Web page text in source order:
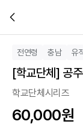
전연령 충남 유
[학교단체] 공
학교단체시리즈
60,000원